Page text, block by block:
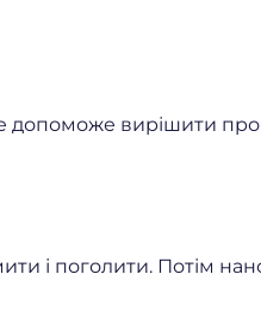
допоможе вирішити
і поголити. Потім